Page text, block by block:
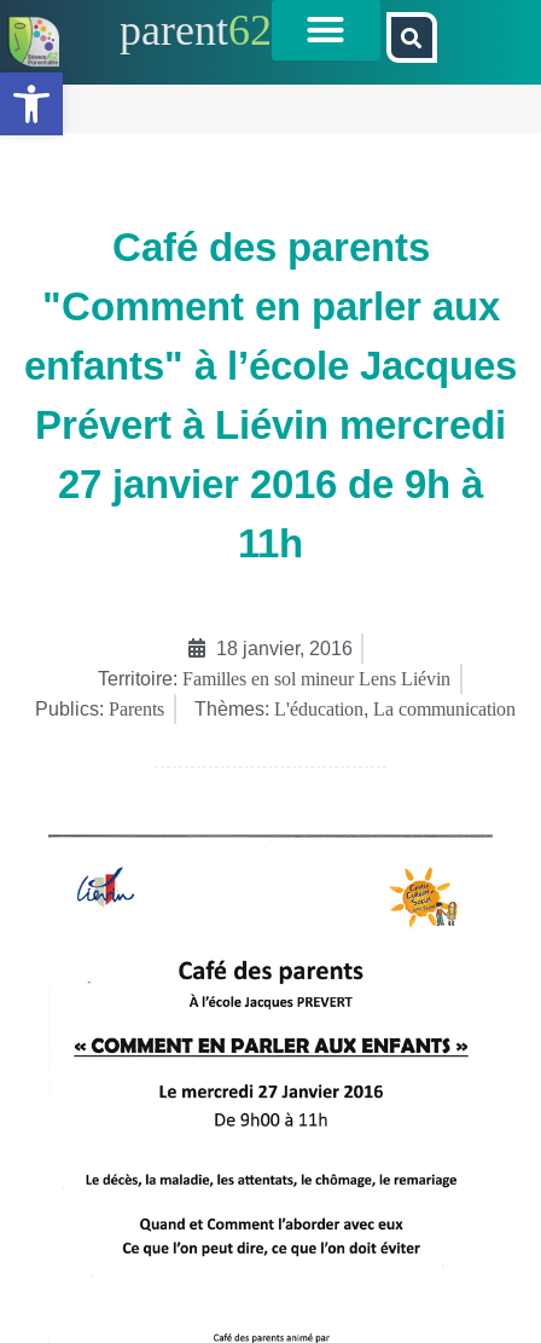
Ouvrir la barre d’outils
parent62
Café des parents
"Comment en parler aux
enfants" à l’école Jacques
Prévert à Liévin mercredi
27 janvier 2016 de 9h à
11h
18 janvier, 2016
Territoire: Familles en sol mineur Lens Liévin
Publics: Parents Thèmes: L'éducation, La communication